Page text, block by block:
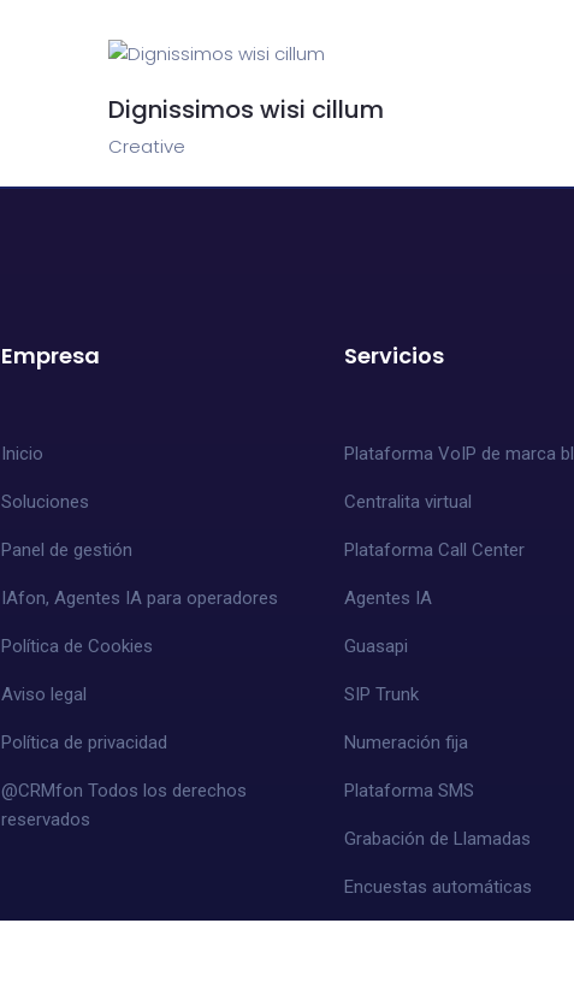
Dignissimos wisi cillum
Creative
Empresa
Inicio
Soluciones
Panel de gestión
IAfon, Agentes IA para operadores
Política de Cookies
Aviso legal
Política de privacidad
@CRMfon Todos los derechos
reservados
Servicios
Plataforma VoIP de marca
Centralita virtual
Plataforma Call Center
Agentes IA
Guasapi
SIP Trunk
Numeración fija
Plataforma SMS
Grabación de Llamadas
Encuestas automáticas